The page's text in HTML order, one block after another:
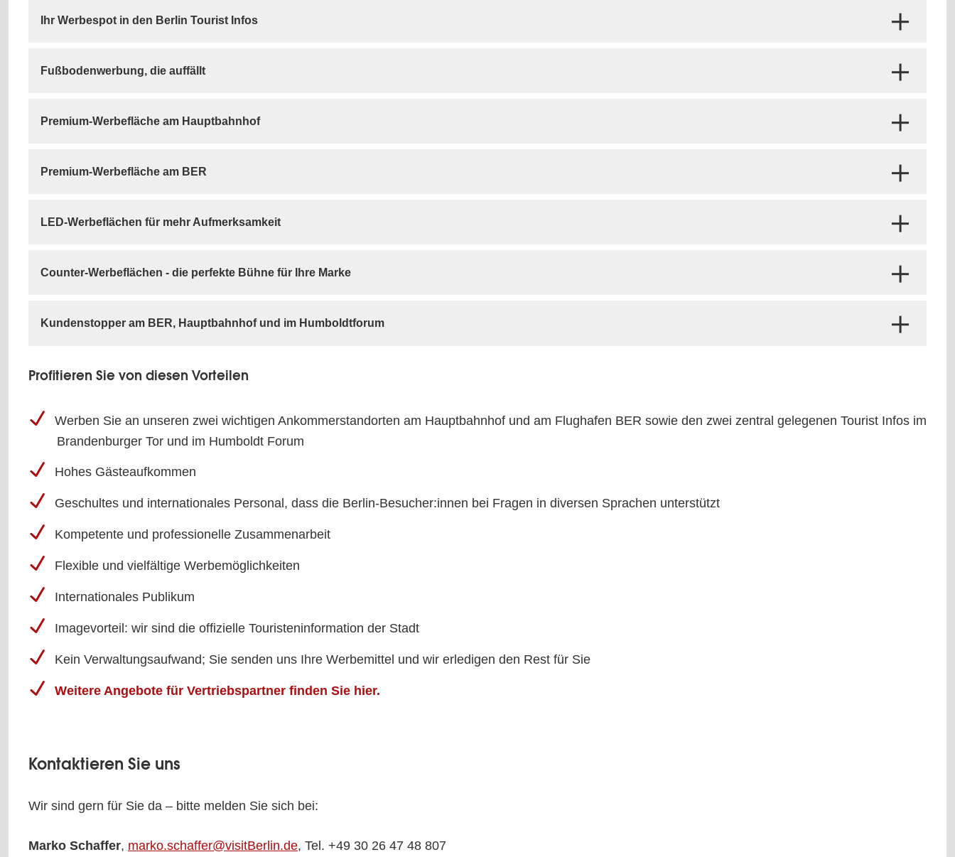
Ihr Werbespot in den Berlin Tourist Infos
Fußbodenwerbung, die auffällt
Premium-Werbefläche am Hauptbahnhof
Premium-Werbefläche am BER
LED-Werbeflächen für mehr Aufmerksamkeit
Counter-Werbeflächen - die perfekte Bühne für Ihre Marke
Kundenstopper am BER, Hauptbahnhof und im Humboldtforum
Profitieren Sie von diesen Vorteilen
Werben Sie an unseren zwei wichtigen Ankommerstandorten am Hauptbahnhof und am Flughafen BER sowie den zwei zentral gelegenen Tourist Infos im
Brandenburger Tor und im Humboldt Forum
Hohes Gästeaufkommen
Geschultes und internationales Personal, dass die Berlin-Besucher:innen bei Fragen in diversen Sprachen unterstützt
Kompetente und professionelle Zusammenarbeit
Flexible und vielfältige Werbemöglichkeiten
Internationales Publikum
Imagevorteil: wir sind die offizielle Touristeninformation der Stadt
Kein Verwaltungsaufwand; Sie senden uns Ihre Werbemittel und wir erledigen den Rest für Sie
Weitere Angebote für Vertriebspartner finden Sie hier.
Kontaktieren Sie uns
Wir sind gern für Sie da – bitte melden Sie sich bei:
Marko Schaffer, marko.schaffer@visitBerlin.de, Tel. +49 30 26 47 48 807